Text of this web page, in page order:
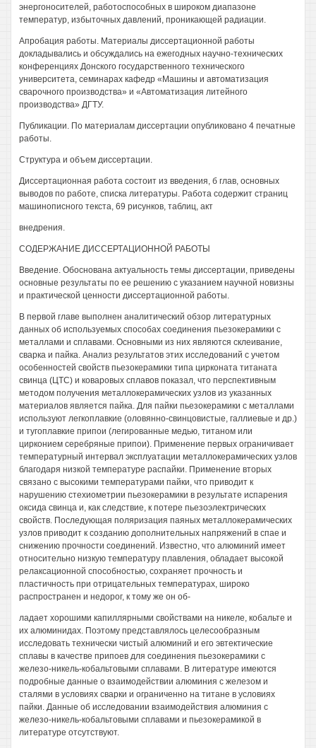
энергоносителей, работоспособных в широком диапазоне
температур, избыточных давлений, проникающей радиации.
Апробация работы. Материалы диссертационной работы
докладывались и обсуждались на ежегодных научно-технических
конференциях Донского государственного технического
университета, семинарах кафедр «Машины и автоматизация
сварочного производства» и «Автоматизация литейного
производства» ДГТУ.
Публикации. По материалам диссертации опубликовано 4 печатные
работы.
Структура и объем диссертации.
Диссертационная работа состоит из введения, б глав, основных
выводов по работе, списка литературы. Работа содержит страниц
машинописного текста, 69 рисунков, таблиц, акт
внедрения.
СОДЕРЖАНИЕ ДИССЕРТАЦИОННОЙ РАБОТЫ
Введение. Обоснована актуальность темы диссертации, приведены
основные результаты по ее решению с указанием научной новизны
и практической ценности диссертационной работы.
В первой главе выполнен аналитический обзор литературных
данных об используемых способах соединения пьезокерамики с
металлами и сплавами. Основными из них являются склеивание,
сварка и пайка. Анализ результатов этих исследований с учетом
особенностей свойств пьезокерамики типа цирконата титаната
свинца (ЦТС) и коваровых сплавов показал, что перспективным
методом получения металлокерамических узлов из указанных
материалов является пайка. Для пайки пьезокерамики с металлами
используют легкоплавкие (оловянно-свинцовистые, галлиевые и др.)
и тугоплавкие припои (легированные медью, титаном или
цирконием серебряные припои). Применение первых ограничивает
температурный интервал эксплуатации металлокерамических узлов
благодаря низкой температуре распайки. Применение вторых
связано с высокими температурами пайки, что приводит к
нарушению стехиометрии пьезокерамики в результате испарения
оксида свинца и, как следствие, к потере пьезоэлектрических
свойств. Последующая поляризация паяных металлокерамических
узлов приводит к созданию дополнительных напряжений в спае и
снижению прочности соединений. Известно, что алюминий имеет
относительно низкую температуру плавления, обладает высокой
релаксационной способностью, сохраняет прочность и
пластичность при отрицательных температурах, широко
распространен и недорог, к тому же он об-
ладает хорошими капиллярными свойствами на никеле, кобальте и
их алюминидах. Поэтому представлялось целесообразным
исследовать технически чистый алюминий и его эвтектические
сплавы в качестве припоев для соединения пьезокерамики с
железо-никель-кобальтовыми сплавами. В литературе имеются
подробные данные о взаимодействии алюминия с железом и
сталями в условиях сварки и ограниченно на титане в условиях
пайки. Данные об исследовании взаимодействия алюминия с
железо-никель-кобальтовыми сплавами и пьезокерамикой в
литературе отсутствуют.